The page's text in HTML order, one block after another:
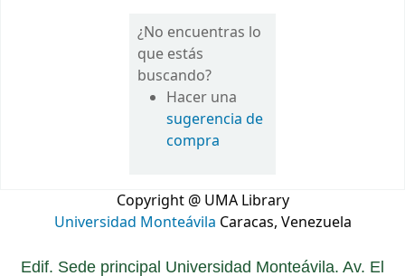
¿No encuentras lo
que estás
buscando?
Hacer una
sugerencia de
compra
Copyright @ UMA Library
Universidad Monteávila Caracas, Venezuela
Edif. Sede principal Universidad Monteávila. Av. El